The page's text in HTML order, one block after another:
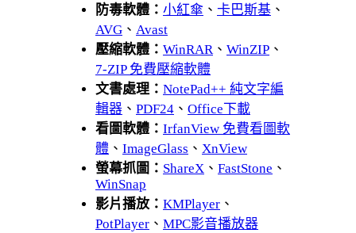
防毒軟體： 小紅傘 、 卡巴斯基 、
AVG 、 Avast
壓縮軟體： WinRAR、 WinZIP 、
7-ZIP 免費壓縮軟體
文書處理： NotePad++ 純文字編
輯器 、 PDF24 、 Office下載
看圖軟體： IrfanView 免費看圖軟
體 、 ImageGlass 、 XnView
螢幕抓圖： ShareX 、 FastStone 、
WinSnap
影片播放： KMPlayer 、
PotPlayer 、 MPC影音播放器